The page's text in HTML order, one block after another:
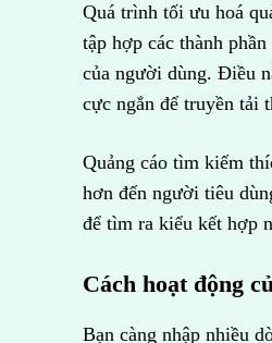
Quá trình tối ưu hoá
tập hợp các thành
của người dùng. Điều
cực ngắn để truyền tải
Quảng cáo tìm kiếm
hơn đến người tiêu
để tìm ra kiểu kết hợp
Cách hoạt động
Bạn càng nhập nhiều